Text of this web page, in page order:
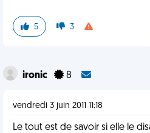
5 3
ironic 8
vendredi 3 juin 2011 11:18
Le tout est de savoir si elle le